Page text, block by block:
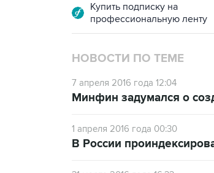
Купить подписку на
профессиональную ленту
НОВОСТИ ПО ТЕМЕ
7 апреля 2016 года 12:04
Минфин задумался о
1 апреля 2016 года 00:30
В России